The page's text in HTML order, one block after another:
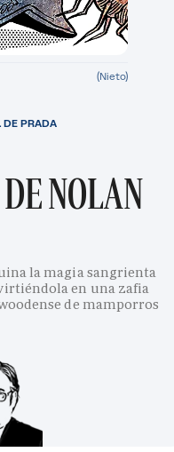
(Nieto)
NOLAN
la magia sangrienta
en una zafia
de mamporros
DE PRADA